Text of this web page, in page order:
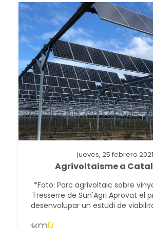
jueves, 25 febrero 2021
Agrivoltaisme a
*Foto: Parc agrivoltaic sobre
Tresserre de Sun'Agri Aprovat el
desenvolupar un estudi de